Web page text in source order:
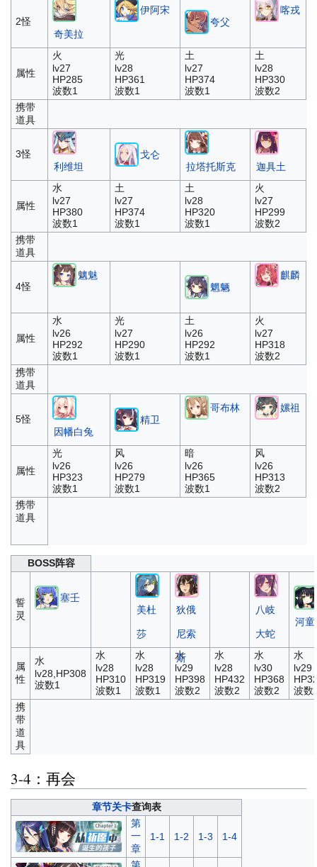
2怪
奇美拉
伊阿宋
夸父
喀戎
属性
火
lv27
HP285
波数1
光
lv28
HP361
波数1
土
lv27
HP374
波数1
土
lv28
HP330
波数2
携带
道具
3怪
利维坦
戈仑
拉塔托斯克
迦具土
属性
水
lv27
HP380
波数1
土
lv27
HP374
波数1
土
lv28
HP320
波数1
火
lv27
HP299
波数2
携带
道具
4怪
魑魅
魍魉
麒麟
属性
水
lv26
HP292
波数1
光
lv27
HP290
波数1
土
lv26
HP292
波数1
火
lv27
HP318
波数2
携带
道具
5怪
因幡白兔
精卫
哥布林 嫘祖
属性
光
lv26
HP323
波数1
风
lv26
HP279
波数1
暗
lv26
HP365
波数1
风
lv26
HP313
波数2
携带
道具
BOSS阵容
誓
灵
塞壬
美杜
莎
狄俄
尼索
斯
八岐
大蛇
河童
属
性
水
lv28,HP308
波数1
水
lv28
HP310
波数1
水
lv28
HP319
波数1
水
lv29
HP398
波数2
水
lv28
HP432
波数2
水
lv30
HP368
波数2
水
lv29
波数
携
带
道
具
3-4：再会
章节关卡查询表
第
一
章
1-1 1-2 1-3 1-4